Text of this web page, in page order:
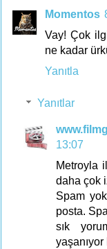
Momentos
Vay! Çok
ne kadar
Yanıtla
Yanıtlar
13:07
Metroyla
daha çok
Spam
posta.
sık
yaşanıyor